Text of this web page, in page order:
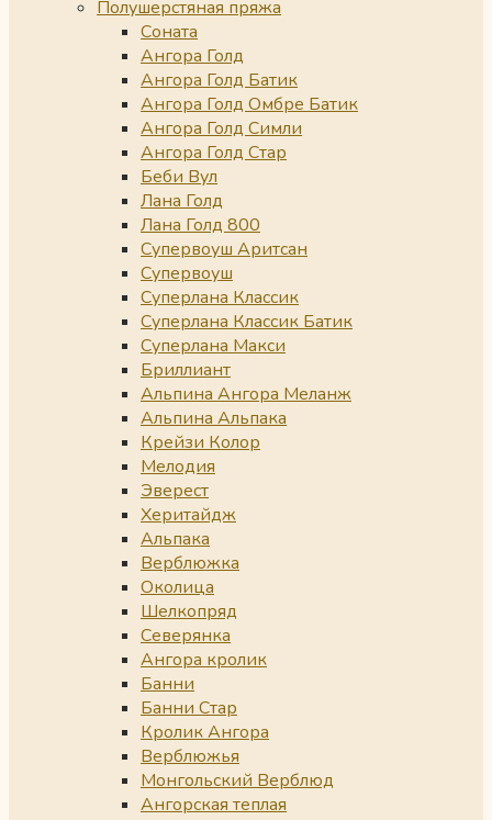
Полушерстяная пряжа
Соната
Ангора Голд
Ангора Голд Батик
Ангора Голд Омбре Батик
Ангора Голд Симли
Ангора Голд Стар
Беби Вул
Лана Голд
Лана Голд 800
Супервоуш Аритсан
Супервоуш
Суперлана Классик
Суперлана Классик Батик
Суперлана Макси
Бриллиант
Альпина Ангора Меланж
Альпина Альпака
Крейзи Колор
Мелодия
Эверест
Херитайдж
Альпака
Верблюжка
Околица
Шелкопряд
Северянка
Ангора кролик
Банни
Банни Стар
Кролик Ангора
Верблюжья
Монгольский Верблюд
Ангорская теплая